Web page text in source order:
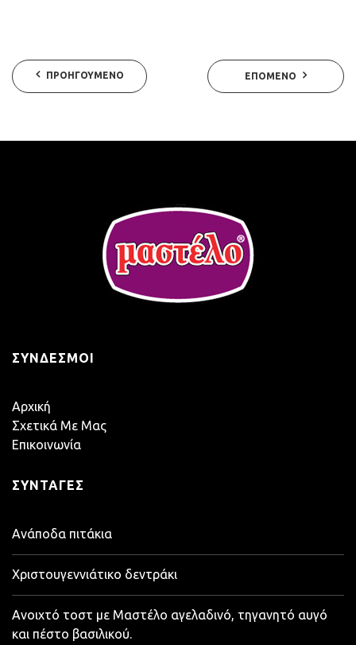
ΠΡΟΗΓΟΎΜΕΝΟ ΕΠΌΜΕΝΟ
ΣΎΝΔΕΣΜΟΙ
Αρχική
Σχετικά Με Μας
Επικοινωνία
ΣΥΝΤΑΓΈΣ
Ανάποδα πιτάκια
Χριστουγεννιάτικο δεντράκι
Ανοιχτό τοστ με Μαστέλο αγελαδινό, τηγανητό αυγό
και πέστο βασιλικού.